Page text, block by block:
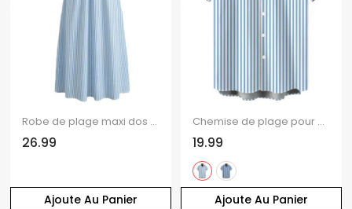
Ajoute Au Panier
Robe de plage maxi dos nu à imprimé rayé colorblock et découpes
26.99
Ajoute Au Panier
Chemise de plage pour homme à rayures bicolores et boutons
19.99